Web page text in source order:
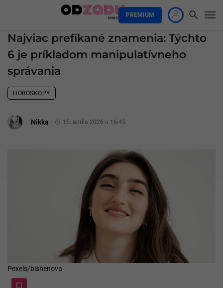
PREMIUM
Najviac prefíkané znamenia: Týchto
6 je príkladom manipulatívneho
správania
HOROSKOPY
Nikka 15. apríla 2026 o 16:45
Pexels/bishenova